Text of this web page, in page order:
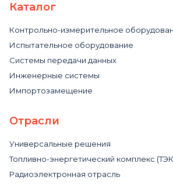
Каталог
Контрольно-измерительное
Испытательное оборудование
Системы передачи данных
Инженерные системы
Импортозамещение
Отрасли
Универсальные решения
Топливно-энергетический комплекс
Радиоэлектронная отрасль